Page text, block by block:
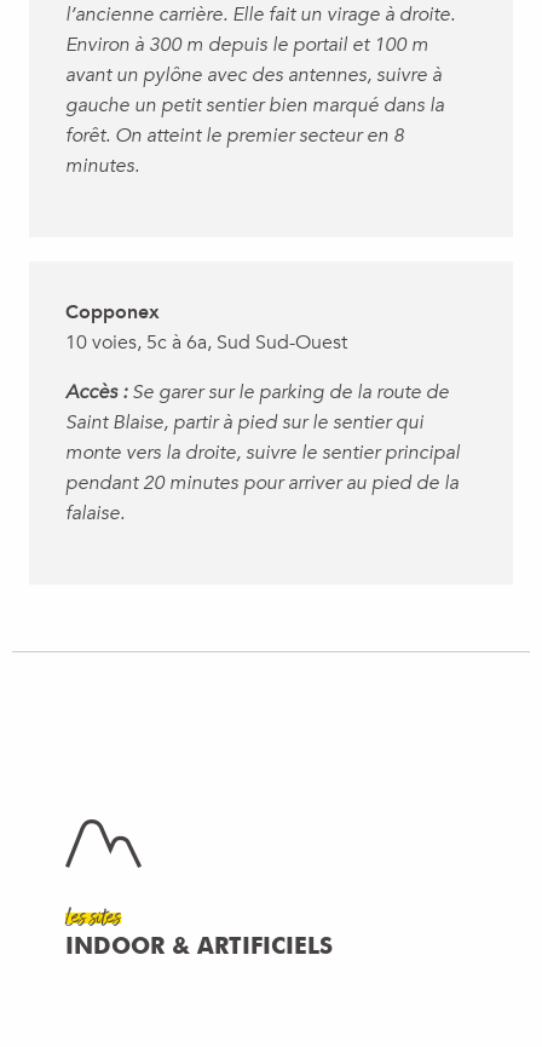
l’ancienne carrière. Elle fait un virage à droite.
Environ à 300 m depuis le portail et 100 m
avant un pylône avec des antennes, suivre à
gauche un petit sentier bien marqué dans la
forêt. On atteint le premier secteur en 8
minutes.
Copponex
10 voies, 5c à 6a, Sud Sud-Ouest
Accès :Se garer sur le parking de la route de
Saint Blaise, partir à pied sur le sentier qui
monte vers la droite, suivre le sentier principal
pendant 20 minutes pour arriver au pied de la
falaise.
Les sites
INDOOR & ARTIFICIELS